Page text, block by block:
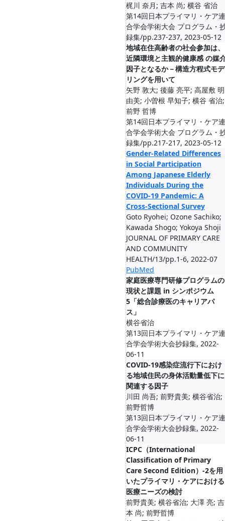
梶川 奈月; 吉本 尚; 横谷 省治
第14回日本プライマリ・ケア連
合学会学術大会 プログラム・
録集/pp.237-237, 2023-05-12
地域在住高齢者の社会参加は、
近隣環境と主観的健康感 の媒
因子となるか－構造方程式モデ
リングを用いて
矢野 敦大; 後藤 亮平; 高屋敷 明
由美; 小曽根 早知子; 横谷 省治;
前野 哲博
第14回日本プライマリ・ケア連
合学会学術大会 プログラム・
録集/pp.217-217, 2023-05-12
Gender-Related Differences
in Social Participation
Among Japanese Elderly
Individuals During the
COVID-19 Pandemic: A
Cross-Sectional Survey
Goto Ryohei; Ozone Sachiko;
Kawada Shogo; Yokoya Shoji
JOURNAL OF PRIMARY CARE
AND COMMUNITY
HEALTH/13/pp.1-6, 2022-07
PubMed
家庭医療専門研修プログラムの
現状と課題 in シンポジウム
5「総合診療医のキャリアパ
ス」
横谷省治
第13回日本プライマリ・ケア連
合学会学術大会抄録集, 2022-
06-11
COVID-19感染症流行下におけ
る地域住民の身体活動量低下に
関連する因子
川田 尚吾; 前野貴美; 横谷省治;
前野哲博
第13回日本プライマリ・ケア連
合学会学術大会抄録集, 2022-
06-11
ICPC（International
Classification of Primary
Care Second Edition）-2を用
いたプライマリ・ケアにおける
医療ニーズの検討
前野貴美; 横谷省治; 大澤 亮; 吉
本 尚; 前野哲博